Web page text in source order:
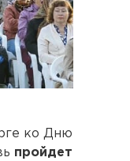
ко Дню
пройдет